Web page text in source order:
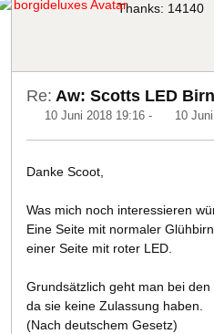
Thanks: 14140
Re: Aw: Scotts LED
10 Juni 2018 19:16 - 10
Danke Scoot,
Was mich noch interessieren
Eine Seite mit normaler
einer Seite mit roter LED.
Grundsätzlich geht man bei den
da sie keine Zulassung haben.
(Nach deutschem Gesetz)